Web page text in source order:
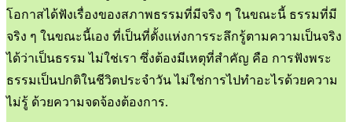
โอกาสได้ฟังเรื่องของสภาพธรรมที่มีจริง ๆ ในขณะนี้ ธรรมที่มี
จริง ๆ ในขณะนี้เอง ที่เป็นที่ตั้งแห่งการระลึกรู้ตามความเป็นจริง
ได้ว่าเป็นธรรม ไม่ใช่เรา ซึ่งต้องมีเหตุที่สำคัญ คือ การฟังพระ
ธรรมเป็นปกติในชีวิตประจำวัน ไม่ใช่การไปทำอะไรด้วยความ
ไม่รู้ ด้วยความจดจ้องต้องการ.